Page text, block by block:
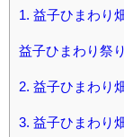
1. 益子ひまわり
益子ひまわり祭
2. 益子ひまわり
3. 益子ひまわり